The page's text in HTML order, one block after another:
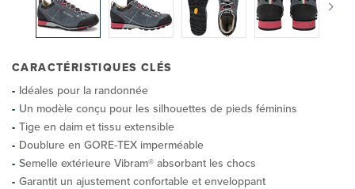
CARACTÉRISTIQUES CLÉS
Idéales pour la randonnée
Un modèle conçu pour les silhouettes de pieds féminins
Tige en daim et tissu extensible
Doublure en GORE-TEX imperméable
Semelle extérieure Vibram® absorbant les chocs
Garantit un ajustement confortable et enveloppant